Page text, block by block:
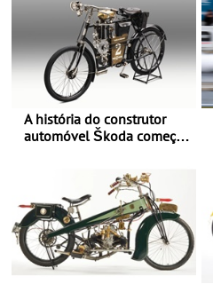
A história do construtor
automóvel Škoda começou